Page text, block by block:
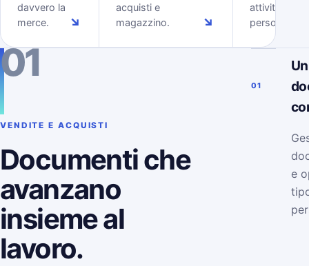
davvero la
merce.
↘
acquisti e
magazzino.
↘
attività delle
persone.
01
VENDITE E ACQUISTI
Documenti che
avanzano
insieme al
lavoro.
01
e